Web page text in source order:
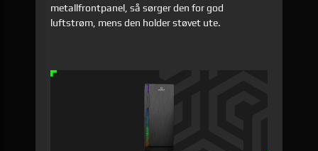
metallfrontpanel, så sørger den for god
luftstrøm, mens den holder støvet ute.